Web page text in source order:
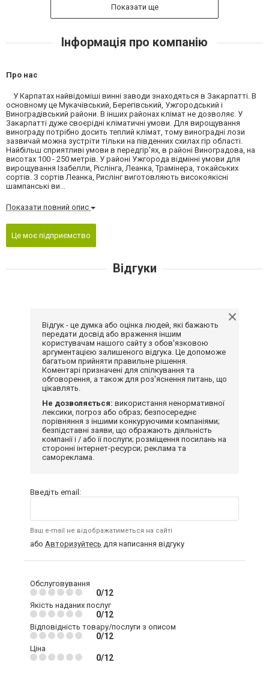
Показати ще
Інформація про компанію
Про нас
У Карпатах найвідоміші винні заводи знаходяться в Закарпатті. В
основному це Мукачівський, Берегівський, Ужгородський і
Виноградівський райони. В інших районах клімат не дозволяє. У
Закарпатті дуже своєрідні кліматичні умови. Для вирощування
винограду потрібно досить теплий клімат, тому виноградні лози
зазвичай можна зустріти тільки на південних схилах гір області.
Найбільш сприятливі умови в передгір'ях, в районі Виноградова, на
висотах 100 - 250 метрів. У районі Ужгорода відмінні умови для
вирощування Ізабелли, Ріслінга, Леанка, Трамінера, токайських
сортів. З сортів Леанка, Рислінг виготовляють високоякісні
шампанські ви...
Показати повний опис
Це моє підприємство
Відгуки
Відгук - це думка або оцінка людей, які бажають
передати досвід або враження іншим
користувачам нашого сайту з обов'язковою
аргументацією залишеного відгука. Це допоможе
багатьом прийняти правильне рішення.
Коментарі призначені для спілкування та
обговорення, а також для роз'яснення питань, що
цікавлять.
Не дозволяється: використання ненормативної
лексики, погроз або образ; безпосереднє
порівняння з іншими конкуруючими компаніями;
безпідставні заяви, що ображають діяльність
компанії і / або її послуги; розміщення посилань на
сторонні інтернет-ресурси; реклама та
самореклама.
Введіть email:
Ваш e-mail не відображатиметься на сайті
або Авторизуйтесь для написання відгуку
Обслуговування
0/12
Якість наданих послуг
0/12
Відповідність товару/послуги з описом
0/12
Ціна
0/12